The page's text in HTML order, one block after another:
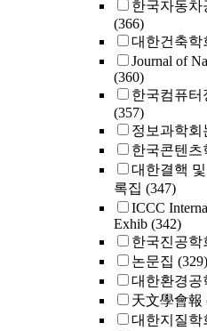
한국자동차
(366)
대한건축학
Journal of
(360)
한국컴퓨터
(357)
정보과학회
한국콘텐츠
대한결핵
록집 (347)
ICCC
Exhib (342)
한국진공학
논문집 (329)
대한환경공
天文學會報
대한지질학